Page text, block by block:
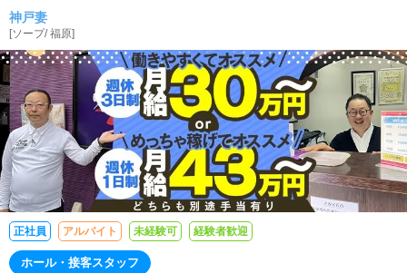
アップ！ 中途採用・脱サラの方、大歓迎です！サラリーマン生
活で身に付けた粘り強さを存分に発揮してください！ 業界未経
験者も大歓迎です。経験が無いからこそ湧き出る柔軟な発想・
アイデアを聞かせてください！路上でのキャッチ・客引き行為
は一切しておりません。 安心・安全の『法人営業』ですからロ
ーンの審査も大丈夫！ 風俗業界にありがちな【年功序列】【パ
ワハラ】【不当な評価】など、当グループでは一切御座いませ
ん。 あなたの頑張りを正当に評価することをお約束いたしま
す！
神戸妻
[ソープ/福原]
正社員 アルバイト 未経験可 経験者歓迎
ホール・接客スタッフ